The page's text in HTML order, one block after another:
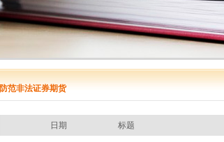
防范非法证券期货
日期 标题